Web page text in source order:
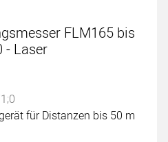
FLM165 bis
- Laser
für Distanzen bis 50 m